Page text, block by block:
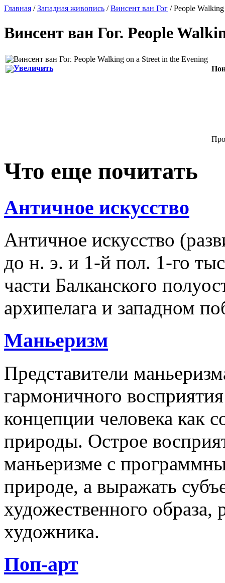
Главная /Западная живопись /Винсент ван Гог / People
Винсент ван Гог. People
Увеличить
Что еще почитать
Античное искусство
Античное искусство
до н. э. и 1-й пол. 1-го
части Балканского
архипелага и западном
Маньеризм
Представители
гармоничного
концепции человека как
природы. Острое
маньеризме с
природе, а выражать
художественного
художника.
Поп-арт